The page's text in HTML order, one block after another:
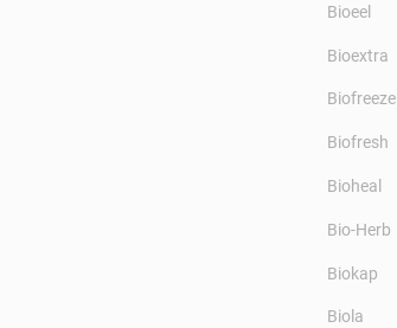
Bioeel
Bioextra
Biofreeze
Biofresh
Bioheal
Bio-Herb
Biokap
Biola